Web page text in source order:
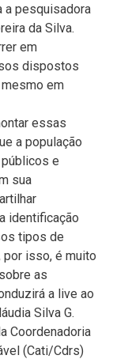
a pesquisadora
da Silva.
em
dispostos
em
essas
a população
e
sua
identificação
tipos de
isso, é muito
as
a live ao
Silva G.
Coordenadoria
(Cati/Cdrs)